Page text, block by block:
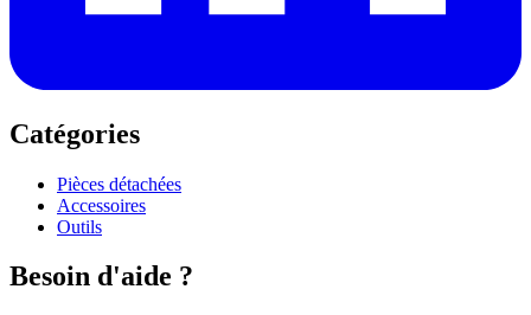
Catégories
Pièces détachées
Accessoires
Outils
Besoin d'aide ?